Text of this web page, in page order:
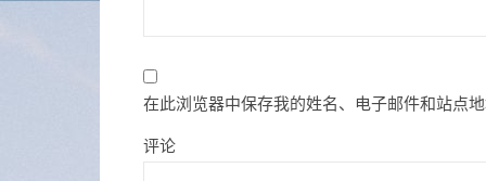
在此浏览器中保存我的姓名、电子邮件和站点
评论